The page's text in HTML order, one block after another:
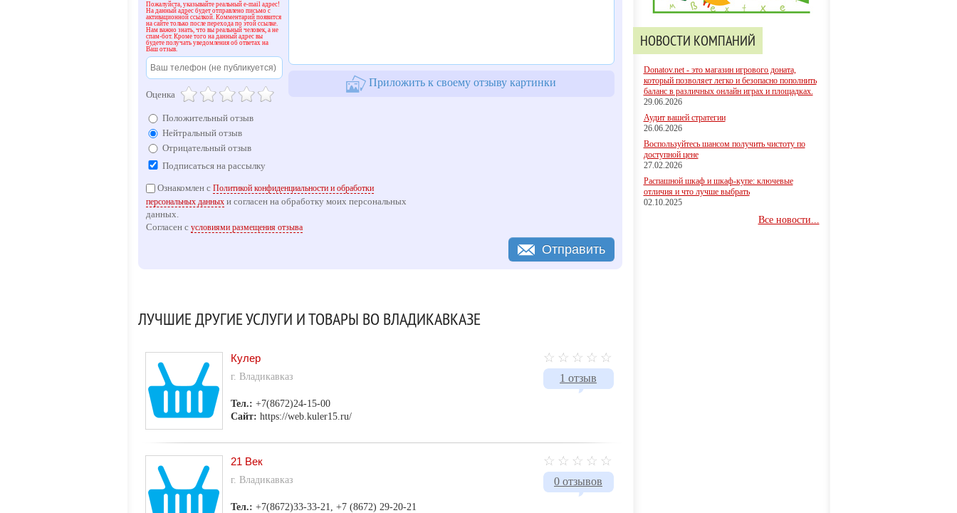
Пожалуйста, указывайте реальный e-mail адрес!
На данный адрес будет отправлено письмо с
активационной ссылкой. Комментарий появится
на сайте только после перехода по этой ссылке.
Нам важно знать, что вы реальный человек, а не
спам-бот. Кроме того на данный адрес вы
будете получать уведомления об ответах на
Ваш отзыв.
Оценка
Положительный отзыв
Нейтральный отзыв
Отрицательный отзыв
Подписаться на рассылку
Приложить к своему отзыву картинки
Ознакомлен с Политикой конфиденциальности и обработки
персональных данныхи согласен на обработку моих персональных
данных.
Согласен с условиями размещения отзыва
Отправить
ЛУЧШИЕ ДРУГИЕ УСЛУГИ И ТОВАРЫ ВО ВЛАДИКАВКАЗЕ
1 отзыв
Кулер
г. Владикавказ
Тел.: +7(8672)24-15-00
Сайт: https://web.kuler15.ru/
0 отзывов
21 Век
г. Владикавказ
Тел.: +7(8672)33-33-21, +7 (8672) 29-20-21
НОВОСТИ КОМПАНИЙ
Donatov.net - это магазин игрового доната,
который позволяет легко и безопасно пополнить
баланс в различных онлайн играх и площадках.
29.06.2026
Аудит вашей стратегии
26.06.2026
Воспользуйтесь шансом получить чистоту по
доступной цене
27.02.2026
Распашной шкаф и шкаф-купе: ключевые
отличия и что лучше выбрать
02.10.2025
Все новости...